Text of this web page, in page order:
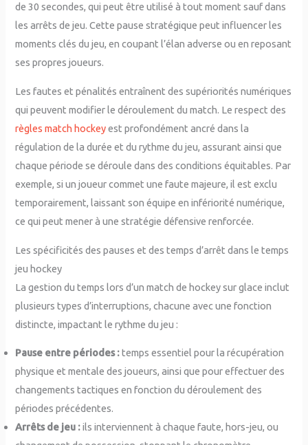
de 30 secondes, qui peut être utilisé à tout moment sauf dans
les arrêts de jeu. Cette pause stratégique peut influencer les
moments clés du jeu, en coupant l’élan adverse ou en reposant
ses propres joueurs.
Les fautes et pénalités entraînent des supériorités numériques
qui peuvent modifier le déroulement du match. Le respect des
règles match hockeyest profondément ancré dans la
régulation de la durée et du rythme du jeu, assurant ainsi que
chaque période se déroule dans des conditions équitables. Par
exemple, si un joueur commet une faute majeure, il est exclu
temporairement, laissant son équipe en infériorité numérique,
ce qui peut mener à une stratégie défensive renforcée.
Les spécificités des pauses et des temps d’arrêt dans le temps
jeu hockey
La gestion du temps lors d’un match de hockey sur glace inclut
plusieurs types d’interruptions, chacune avec une fonction
distincte, impactant le rythme du jeu :
Pause entre périodes :temps essentiel pour la récupération
physique et mentale des joueurs, ainsi que pour effectuer des
changements tactiques en fonction du déroulement des
périodes précédentes.
Arrêts de jeu :ils interviennent à chaque faute, hors-jeu, ou